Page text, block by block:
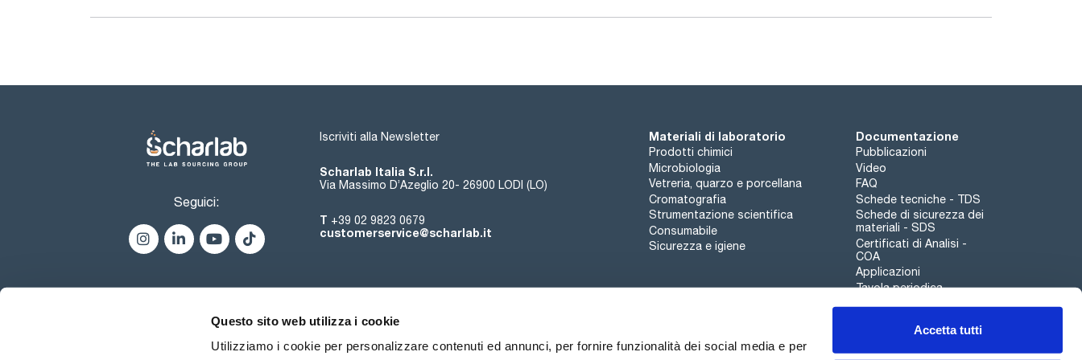
Questo sito web utilizza i cookie
Utilizziamo i cookie per personalizzare contenuti ed annunci, per fornire funzionalità dei social media e per
Accetta tutti
Seguici:
Iscriviti alla Newsletter
Scharlab Italia S.r.l.
Via Massimo D’Azeglio 20- 26900 LODI (LO)
T +39 02 9823 0679
customerservice@scharlab.it
Materiali di laboratorio
Prodotti chimici
Microbiologia
Vetreria, quarzo e porcellana
Cromatografia
Strumentazione scientifica
Consumabile
Sicurezza e igiene
Documentazione
Pubblicazioni
Video
FAQ
Schede tecniche - TDS
Schede di sicurezza dei
materiali - SDS
Certificati di Analisi -
COA
Applicazioni
Tavola periodica
Canale di segnalazioni